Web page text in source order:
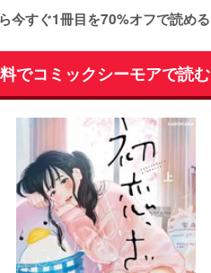
今すぐ1冊目を70%オフで読める
でコミックシーモアで読む